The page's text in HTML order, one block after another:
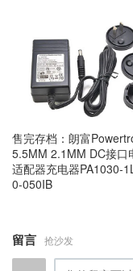
售完存档：朗富
5.5MM 2.1MM DC接口
适配器充电器PA1030-
0-050IB
留言 抢沙发